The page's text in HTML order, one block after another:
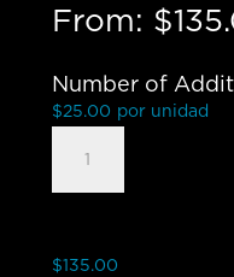
From: $
Number of
$25.00 por unidad
Seasons
$135.00